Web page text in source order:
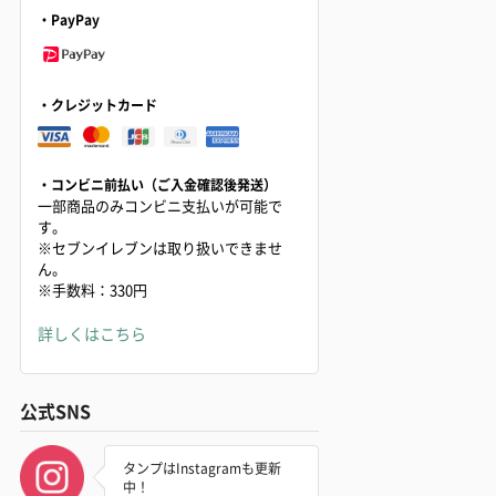
・PayPay
・クレジットカード
・コンビニ前払い（ご入金確認後発送）
一部商品のみコンビニ支払いが可能で
す。
※セブンイレブンは取り扱いできませ
ん。
※手数料：330円
詳しくはこちら
公式SNS
タンプはInstagramも更新
中！